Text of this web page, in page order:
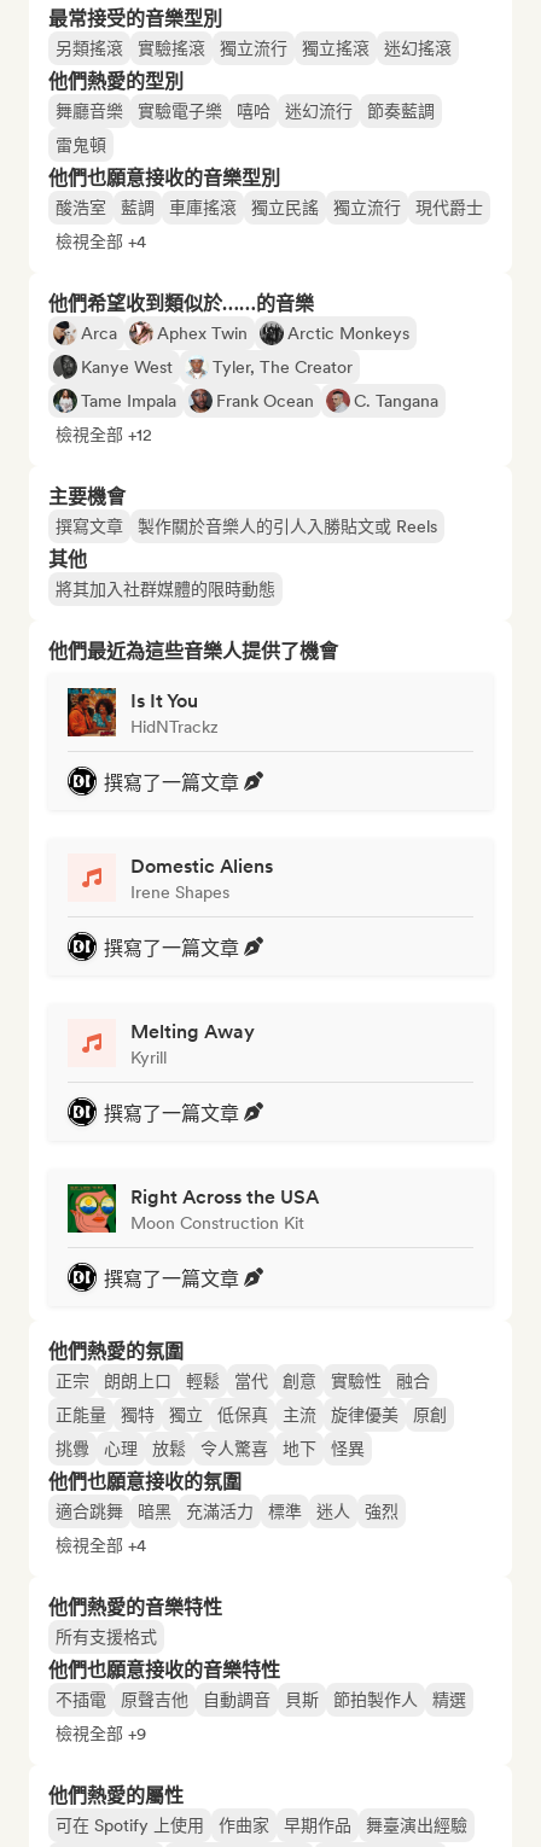
最常接受的音樂型別
另類搖滾 實驗搖滾 獨立流行 獨立搖滾 迷幻搖滾
他們熱愛的型別
舞廳音樂 實驗電子樂 嘻哈 迷幻流行
節奏藍調
雷鬼頓
他們也願意接收的音樂型別
酸浩室 藍調 車庫搖滾 獨立民謠 獨立流行
現代爵士
檢視全部 +4
他們希望收到類似於……的音樂
Arca Aphex Twin
Arctic Monkeys
Kanye West
Tyler, The Creator
Tame Impala
Frank Ocean
C. Tangana
檢視全部 +12
主要機會
撰寫文章 製作關於音樂人的引人入勝貼文或 Reels
其他
將其加入社群媒體的限時動態
他們最近為這些音樂人提供了機會
Is It You
HidNTrackz
撰寫了一篇文章
Domestic Aliens
Irene Shapes
撰寫了一篇文章
Melting Away
Kyrill
撰寫了一篇文章
Right Across the USA
Moon Construction Kit
撰寫了一篇文章
他們熱愛的氛圍
正宗 朗朗上口 輕鬆 當代 創意 實驗性
融合
正能量
獨特 獨立 低保真 主流 旋律優美
原創
挑釁
心理 放鬆 令人驚喜 地下 怪異
他們也願意接收的氛圍
適合跳舞 暗黑 充滿活力 標準 迷人
強烈
檢視全部 +4
他們熱愛的音樂特性
所有支援格式
他們也願意接收的音樂特性
不插電 原聲吉他 自動調音 貝斯 節拍製作人
精選
檢視全部 +9
他們熱愛的屬性
可在 Spotify 上使用 作曲家 早期作品 舞臺演出經驗